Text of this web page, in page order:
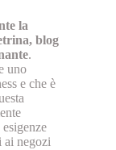
la
blog
.
uno
e che è
ai negozi